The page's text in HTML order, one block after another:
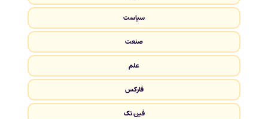
سیاست
صنعت
علم
فارکس
فین تک